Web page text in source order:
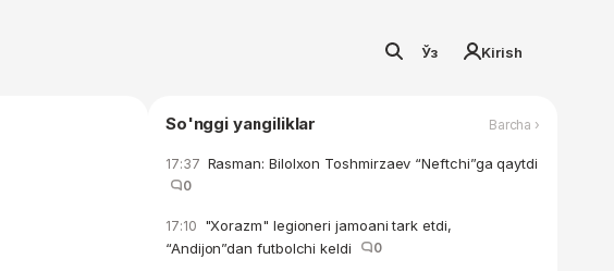
Ўз Kirish
So'nggi yangiliklar Barcha ›
17:37 Rasman: Bilolxon Toshmirzaev “Neftchi”ga qaytdi
0
17:10 "Xorazm" legioneri jamoani tark etdi,
“Andijon”dan futbolchi keldi
0